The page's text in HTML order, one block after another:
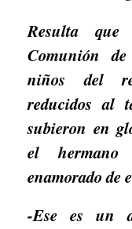
Resulta
Comunión
niños del
reducidos al
subieron en
el
enamorado de
-Ese es un